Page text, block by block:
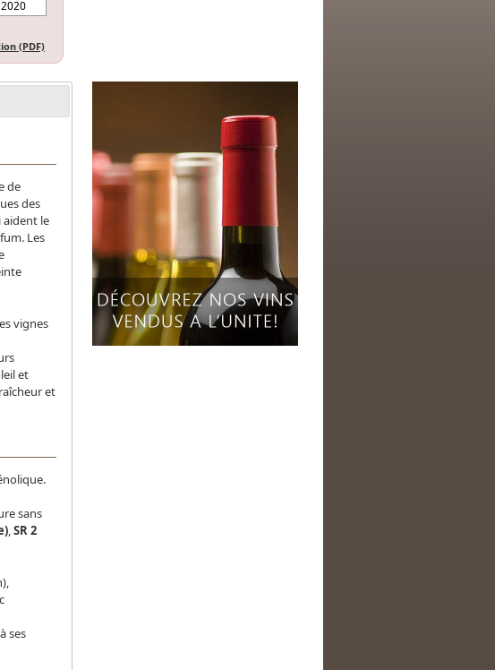
2020
(PDF)
de
des
aident le
Les
vignes
et
et
sans
,SR 2
ses